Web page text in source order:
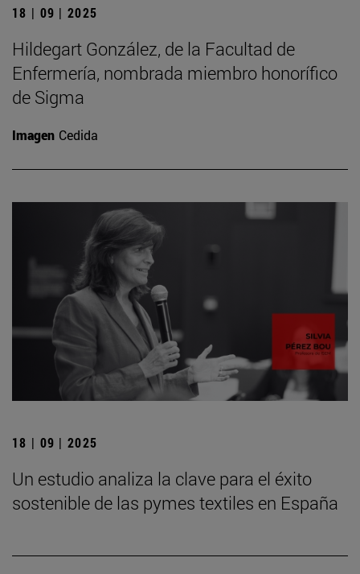
18 | 09 | 2025
Hildegart González, de la Facultad de
Enfermería, nombrada miembro honorífico
de Sigma
Imagen Cedida
18 | 09 | 2025
Un estudio analiza la clave para el éxito
sostenible de las pymes textiles en España